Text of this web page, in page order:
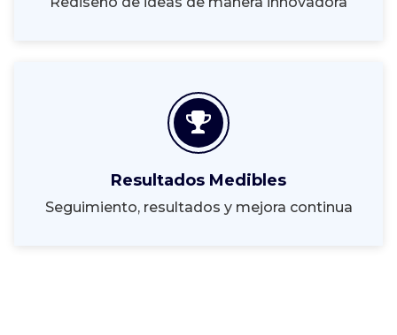
Resultados Medibles
Seguimiento, resultados y mejora continua